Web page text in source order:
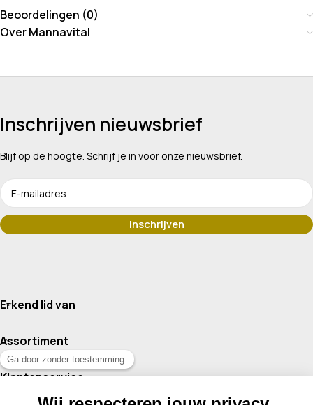
Beoordelingen (0)
Over Mannavital
Inschrijven nieuwsbrief
Blijf op de hoogte. Schrijf je in voor onze nieuwsbrief.
Erkend lid van
Assortiment
Klantenservice